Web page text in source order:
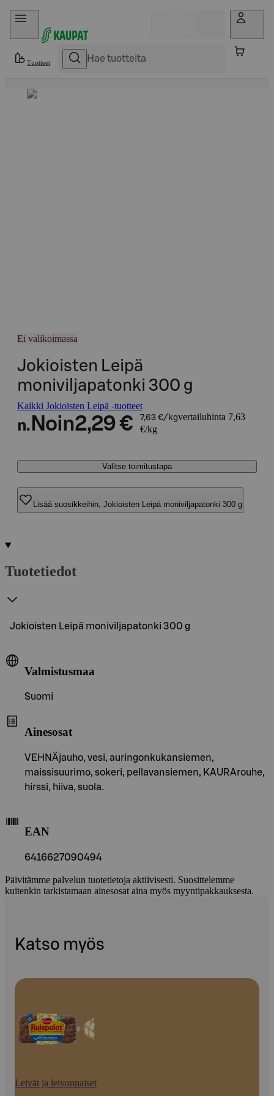
Hyppää sisältöön
Tuotteet
Ei valikoimassa
Jokioisten Leipä
moniviljapatonki 300 g
Kaikki Jokioisten Leipä -tuotteet
n. Noin2,29 € 7,63 €/kgvertailuhinta 7,63
€/kg
Valitse toimitustapa
Lisää suosikkeihin, Jokioisten Leipä moniviljapatonki 300 g
Tuotetiedot
Jokioisten Leipä moniviljapatonki 300 g
Valmistusmaa
Suomi
Ainesosat
VEHNÄjauho, vesi, auringonkukansiemen,
maissisuurimo, sokeri, pellavansiemen, KAURArouhe,
hirssi, hiiva, suola.
EAN
6416627090494
Päivitämme palvelun tuotetietoja aktiivisesti. Suosittelemme
kuitenkin tarkistamaan ainesosat aina myös myyntipakkauksesta.
Katso myös
Leivät ja leivonnaiset